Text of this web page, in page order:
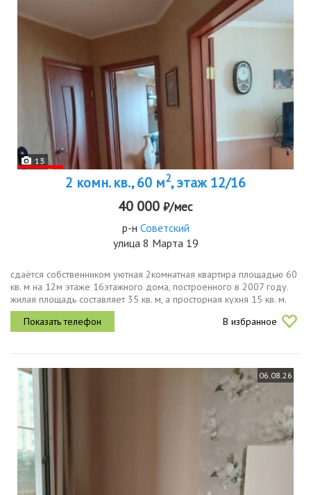
13
2 комн. кв., 60 м2, этаж 12/16
40 000 ₽/мес
р-н Советский
улица 8 Марта 19
сдаётся собственником уютная 2комнатная квартира площадью 60
кв. м на 12м этаже 16этажного дома, построенного в 2007 году.
жилая площадь составляет 35 кв. м, а просторная кухня 15 кв. м.
высота потолков 2.5 метра. из окон открывается вид на улицу....
В избранное
06.08.26